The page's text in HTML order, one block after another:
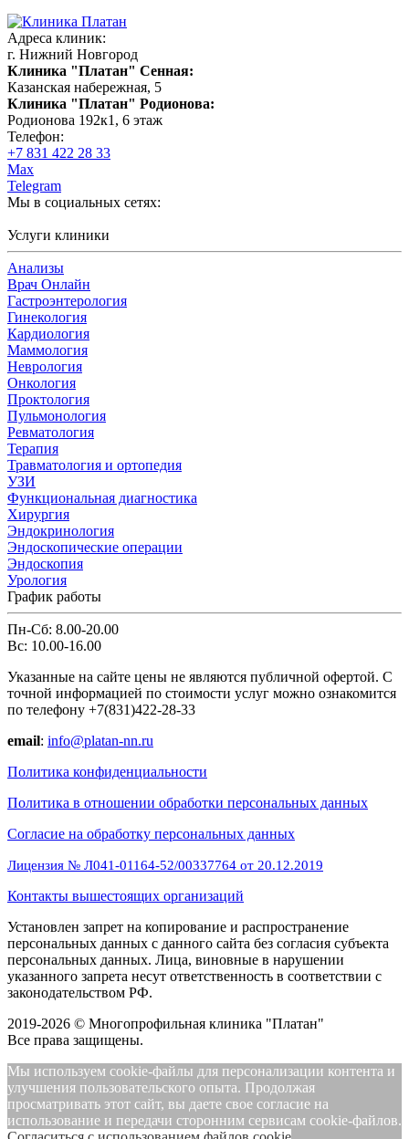
Адреса клиник:
г. Нижний Новгород
Клиника "Платан" Сенная:
Казанская набережная, 5
Клиника "Платан" Родионова:
Родионова 192к1, 6 этаж
Телефон:
+7 831 422 28 33
Max
Telegram
Мы в социальных сетях:
Услуги клиники
Анализы
Врач Онлайн
Гастроэнтерология
Гинекология
Кардиология
Маммология
Неврология
Онкология
Проктология
Пульмонология
Ревматология
Терапия
Травматология и ортопедия
УЗИ
Функциональная диагностика
Хирургия
Эндокринология
Эндоскопические операции
Эндоскопия
Урология
График работы
Пн-Сб: 8.00-20.00
Вс: 10.00-16.00
Указанные на сайте цены не являются публичной офертой. С
точной информацией по стоимости услуг можно ознакомится
по телефону +7(831)422-28-33
email: info@platan-nn.ru
Политика конфиденциальности
Политика в отношении обработки персональных данных
Cогласие на обработку персональных данных
Лицензия № Л041-01164-52/00337764 от 20.12.2019
Контакты вышестоящих организаций
Установлен запрет на копирование и распространение
персональных данных с данного сайта без согласия субъекта
персональных данных. Лица, виновные в нарушении
указанного запрета несут ответственность в соответствии с
законодательством РФ.
2019-2026 © Многопрофильная клиника "Платан"
Все права защищены.
Мы используем cookie-файлы для персонализации контента и
улучшения пользовательского опыта. Продолжая
просматривать этот сайт, вы даете свое согласие на
использование и передачи сторонним сервисам cookie-файлов.